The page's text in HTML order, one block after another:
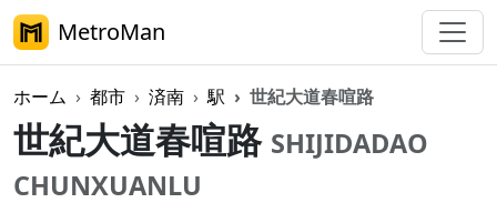
MetroMan
ホーム 都市 済南 駅 世紀大道春喧路
世紀大道春喧路 SHIJIDADAO
CHUNXUANLU